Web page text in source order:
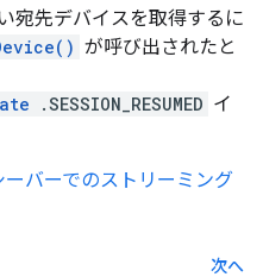
宛先デバイスを取得するに
が呼び出されたと
.SESSION_RESUMED イ
ーバーでのストリーミング
次へ